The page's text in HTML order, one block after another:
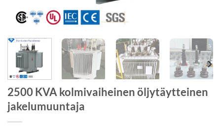
2500 KVA kolmivaiheinen öljytäytteinen
jakelumuuntaja